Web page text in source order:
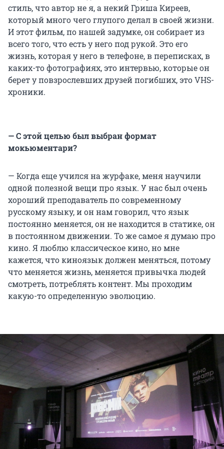
стиль, что автор не я, а некий Гриша Киреев,
который много чего глупого делал в своей жизни.
И этот фильм, по нашей задумке, он собирает из
всего того, что есть у него под рукой. Это его
жизнь, которая у него в телефоне, в переписках, в
каких-то фотографиях, это интервью, которые он
берет у повзрослевших друзей погибших, это VHS-
хроники.
— С этой целью был выбран формат
мокьюментари?
— Когда еще учился на журфаке, меня научили
одной полезной вещи про язык. У нас был очень
хороший преподаватель по современному
русскому языку, и он нам говорил, что язык
постоянно меняется, он не находится в статике, он
в постоянном движении. То же самое я думаю про
кино. Я люблю классическое кино, но мне
кажется, что киноязык должен меняться, потому
что меняется жизнь, меняется привычка людей
смотреть, потреблять контент. Мы проходим
какую-то определенную эволюцию.